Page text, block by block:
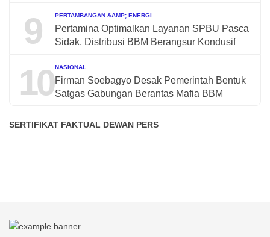
9 PERTAMBANGAN &AMP; ENERGI
Pertamina Optimalkan Layanan SPBU Pasca
Sidak, Distribusi BBM Berangsur Kondusif
10 NASIONAL
Firman Soebagyo Desak Pemerintah Bentuk
Satgas Gabungan Berantas Mafia BBM
SERTIFIKAT FAKTUAL DEWAN PERS